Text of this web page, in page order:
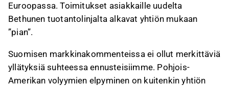
Euroopassa. Toimitukset asiakkaille uudelta
Bethunen tuotantolinjalta alkavat yhtiön mukaan
”pian”.
Suomisen markkinakommenteissa ei ollut merkittäviä
yllätyksiä suhteessa ennusteisiimme. Pohjois-
Amerikan volyymien elpyminen on kuitenkin yhtiön